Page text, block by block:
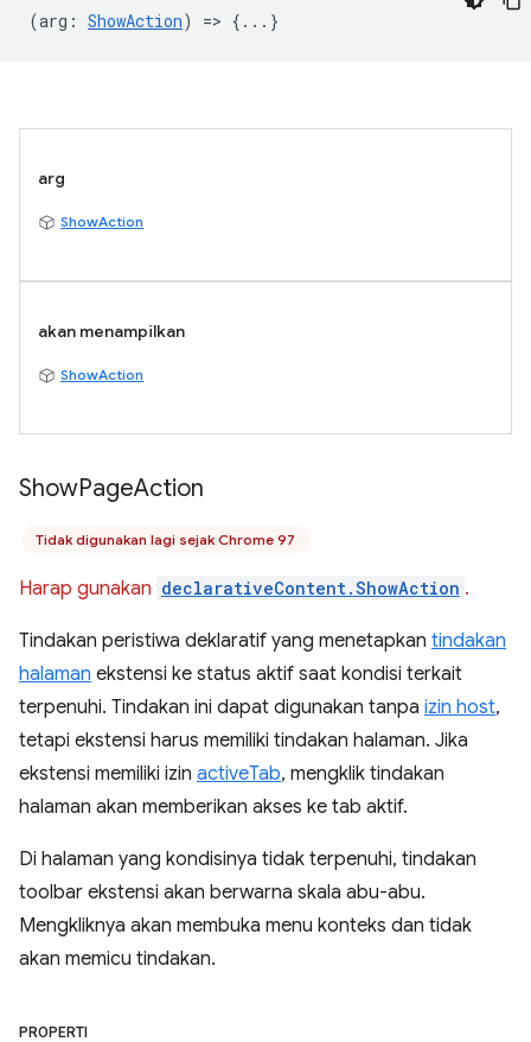
(arg : ShowAction) => {...}
arg
ShowAction
akan menampilkan
ShowAction
ShowPageAction
Tidak digunakan lagi sejak Chrome 97
Harap gunakan declarativeContent.ShowAction .
Tindakan peristiwa deklaratif yang menetapkan tindakan
halaman ekstensi ke status aktif saat kondisi terkait
terpenuhi. Tindakan ini dapat digunakan tanpa izin host,
tetapi ekstensi harus memiliki tindakan halaman. Jika
ekstensi memiliki izin activeTab, mengklik tindakan
halaman akan memberikan akses ke tab aktif.
Di halaman yang kondisinya tidak terpenuhi, tindakan
toolbar ekstensi akan berwarna skala abu-abu.
Mengkliknya akan membuka menu konteks dan tidak
akan memicu tindakan.
PROPERTI